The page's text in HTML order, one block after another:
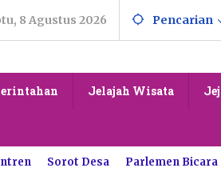
8 Agustus 2026 Pencarian
Jelajah Wisata
Sorot Desa Parlemen Bicara